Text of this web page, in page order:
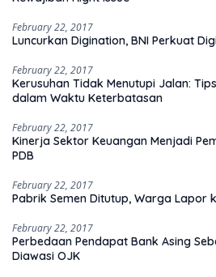
February 22, 2017
Luncurkan Digination, BNI Perkuat
February 22, 2017
Kerusuhan Tidak Menutupi Jalan:
dalam Waktu Keterbatasan
February 22, 2017
Kinerja Sektor Keuangan Menjadi
PDB
February 22, 2017
Pabrik Semen Ditutup, Warga Lapor
February 22, 2017
Perbedaan Pendapat Bank Asing
Diawasi OJK